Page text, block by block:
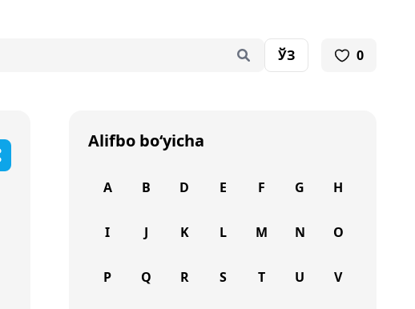
ЎЗ 0
Alifbo bo‘yicha
A B D E F G H
I J K L M N O
P Q R S T U V